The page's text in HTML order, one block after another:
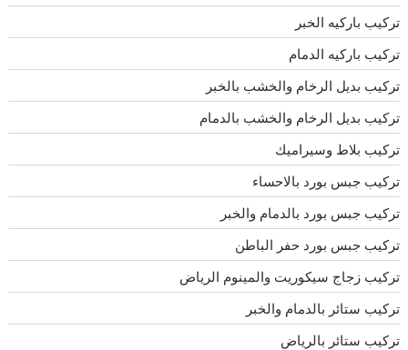
تركيب باركيه الخبر
تركيب باركيه الدمام
تركيب بديل الرخام والخشب بالخبر
تركيب بديل الرخام والخشب بالدمام
تركيب بلاط وسيراميك
تركيب جبس بورد بالاحساء
تركيب جبس بورد بالدمام والخبر
تركيب جبس بورد حفر الباطن
تركيب زجاج سيكوريت والمينوم الرياض
تركيب ستائر بالدمام والخبر
تركيب ستائر بالرياض